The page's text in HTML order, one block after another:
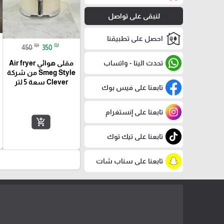
لنبقى على تواصل
احصل على تطبيقنا
تحدث الينا - واتساب
تابعنا على فيس بوك
تابعنا على إنستغرام
تابعنا على تيك توك
تابعنا على سناب شات
450 ₪ 350 ₪
مقلى هوائي Air fryer
Smeg Style من شركة
Clever سعة 5 لتر
add_shopping_cart